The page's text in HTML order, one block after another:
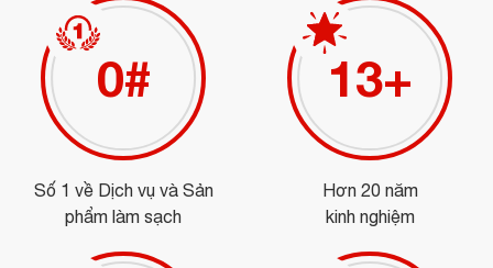
0#
Số 1 về Dịch vụ và Sản
phẩm làm sạch
15+
Hơn 20 năm
kinh nghiệm